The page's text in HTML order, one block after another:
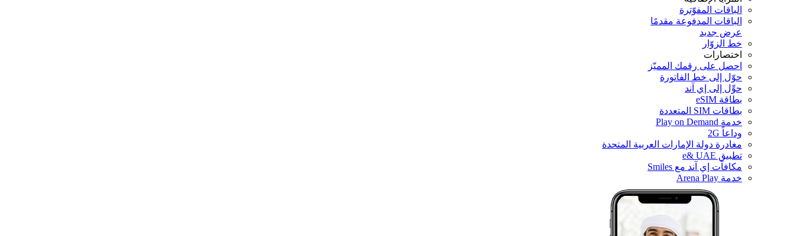
الباقات المفوّترة
الباقات المدفوعة مقدمًا
عرض جديد
خط الزوّار
اختصارات
احصل على رقمك المميّز
حوّل إلى خط الفاتورة
حوِّل إلى إي آند
بطاقة eSIM
بطاقات SIM المتعددة
خدمة Play on Demand
وداعاً 2G
مغادرة دولة الإمارات العربية المتحدة
تطبيق e& UAE
مكافآت إي آند مع Smiles
خدمة Arena Play